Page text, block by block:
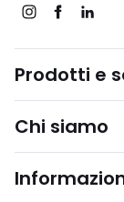
Prodotti e
Chi siamo